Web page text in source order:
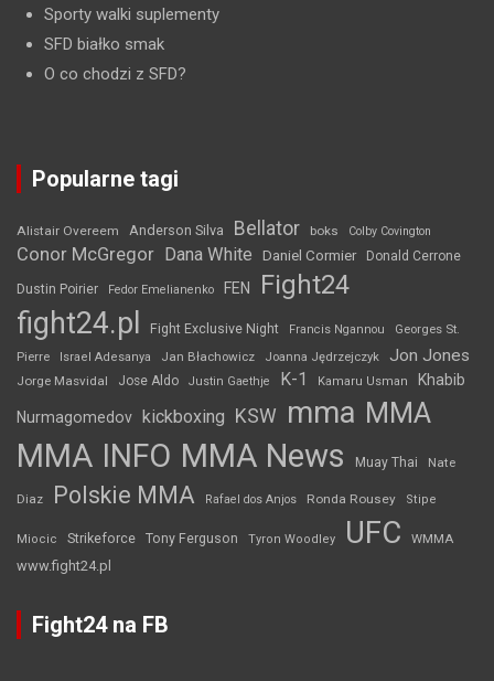
Sporty walki suplementy
SFD białko smak
O co chodzi z SFD?
Popularne tagi
Alistair Overeem Anderson Silva Bellator boks Colby Covington
Conor McGregor Dana White Daniel Cormier Donald Cerrone
Dustin Poirier Fedor Emelianenko FEN Fight24
fight24.pl Fight Exclusive Night Francis Ngannou
Georges St.
Pierre
Israel Adesanya Jan Błachowicz Joanna Jędrzejczyk Jon Jones
Jorge Masvidal Jose Aldo Justin Gaethje K-1 Kamaru Usman Khabib
Nurmagomedov kickboxing KSW mma MMA
MMA INFO MMA News Muay Thai Nate
Diaz Polskie MMA Rafael dos Anjos Ronda Rousey Stipe
Miocic Strikeforce Tony Ferguson Tyron Woodley UFC WMMA
www.fight24.pl
Fight24 na FB